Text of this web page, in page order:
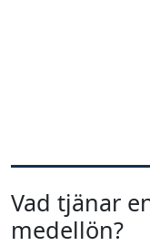
Vad tjänar
medellön?